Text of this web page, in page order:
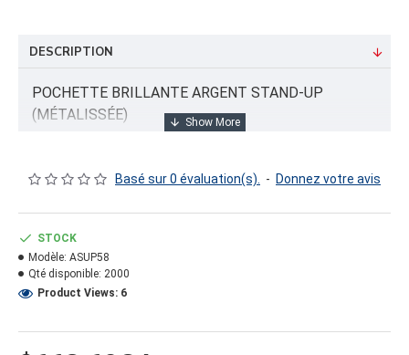
DESCRIPTION
POCHETTE BRILLANTE ARGENT STAND-UP
(MÉTALISSÉE)
5x2.5x8"
FORMAT DU PRODUIT
Dimension: 13x22x11.5
Basé sur 0 évaluation(s). - Donnez votre avis
STOCK
Modèle: ASUP58
Qté disponible: 2000
Product Views: 6